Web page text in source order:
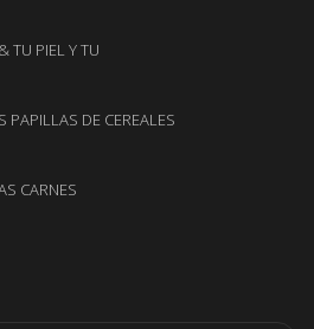
TU PIEL Y TU
PAPILLAS DE CEREALES
CARNES